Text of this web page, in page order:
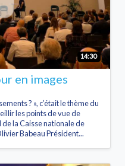
14:30
en images
? », c’était le thème du
les points de vue de
la Caisse nationale de
Babeau Président...